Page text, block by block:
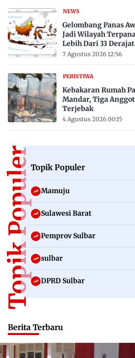
NEWS
Gelombang Panas
Jadi Wilayah
Lebih Dari 33
7 Agustus 2026 12:56
PERISTIWA
Kebakaran Rumah
Mandar, Tiga
Terjebak
4 Agustus 2026 00:15
Topik PopulerTopik Populer
Mamuju
Sulawesi Barat
Pemprov Sulbar
sulbar
DPRD Sulbar
Berita Terbaru